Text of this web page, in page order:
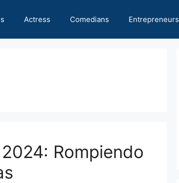
Actress Comedians Entrepreneurs
Rompiendo